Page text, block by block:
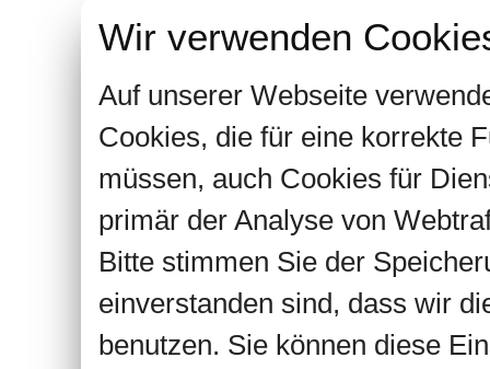
Wir verwenden
Auf unserer Webseite
Cookies, die für eine korrekte
müssen, auch Cookies für
primär der Analyse von
Bitte stimmen Sie der
einverstanden sind, dass wir
benutzen. Sie können diese